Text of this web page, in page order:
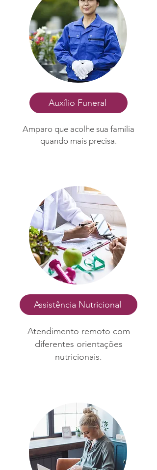
Auxílio Funeral
Amparo que acolhe sua família
quando mais precisa.
Assistência Nutricional
Atendimento remoto com
diferentes orientações
nutricionais.